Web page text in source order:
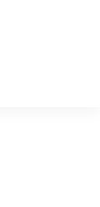
dan Dukungan